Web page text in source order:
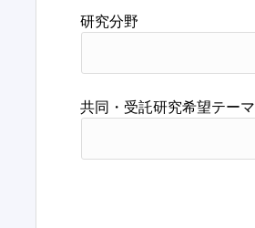
研究分野
共同・受託研究希望テーマ